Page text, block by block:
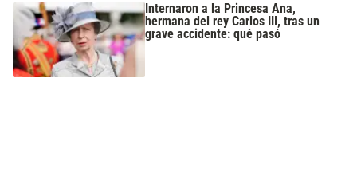
Internaron a la Princesa Ana,
hermana del rey Carlos III, tras un
grave accidente: qué pasó